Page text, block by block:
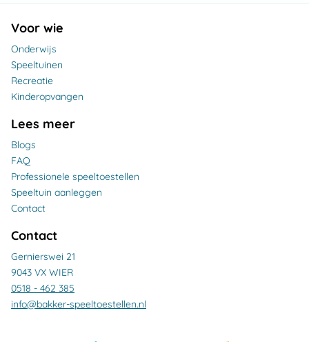
Voor wie
Onderwijs
Speeltuinen
Recreatie
Kinderopvangen
Lees meer
Blogs
FAQ
Professionele speeltoestellen
Speeltuin aanleggen
Contact
Contact
Gernierswei 21
9043 VX WIER
0518 - 462 385
info@bakker-speeltoestellen.nl